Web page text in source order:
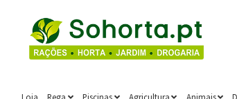
Ir
para
a
Saltar
para
o
Loja Rega Piscinas Agricultura Animais